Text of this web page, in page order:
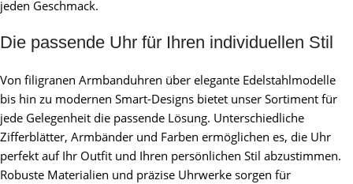
jeden Geschmack.
Die passende Uhr für Ihren individuellen Stil
Von filigranen Armbanduhren über elegante Edelstahlmodelle
bis hin zu modernen Smart-Designs bietet unser Sortiment für
jede Gelegenheit die passende Lösung. Unterschiedliche
Zifferblätter, Armbänder und Farben ermöglichen es, die Uhr
perfekt auf Ihr Outfit und Ihren persönlichen Stil abzustimmen.
Robuste Materialien und präzise Uhrwerke sorgen für